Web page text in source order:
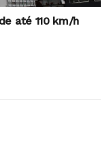
até 110 km/h